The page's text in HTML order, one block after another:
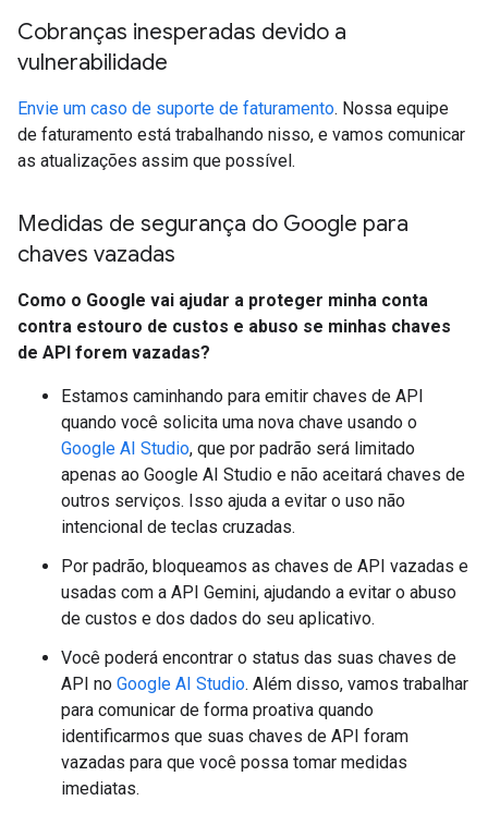
Cobranças inesperadas devido a
vulnerabilidade
Envie um caso de suporte de faturamento. Nossa equipe
de faturamento está trabalhando nisso, e vamos comunicar
as atualizações assim que possível.
Medidas de segurança do Google para
chaves vazadas
Como o Google vai ajudar a proteger minha conta
contra estouro de custos e abuso se minhas chaves
de API forem vazadas?
Estamos caminhando para emitir chaves de API
quando você solicita uma nova chave usando o
Google AI Studio, que por padrão será limitado
apenas ao Google AI Studio e não aceitará chaves de
outros serviços. Isso ajuda a evitar o uso não
intencional de teclas cruzadas.
Por padrão, bloqueamos as chaves de API vazadas e
usadas com a API Gemini, ajudando a evitar o abuso
de custos e dos dados do seu aplicativo.
Você poderá encontrar o status das suas chaves de
API no Google AI Studio. Além disso, vamos trabalhar
para comunicar de forma proativa quando
identificarmos que suas chaves de API foram
vazadas para que você possa tomar medidas
imediatas.